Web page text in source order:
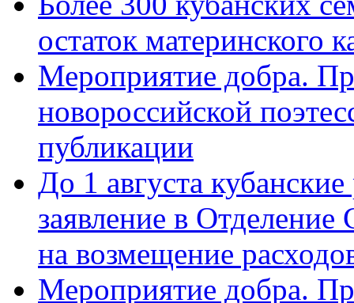
остаток материнского
Мероприятие добра.
новороссийской
публикации
До 1 августа
заявление в
на возмещение
Мероприятие добра.